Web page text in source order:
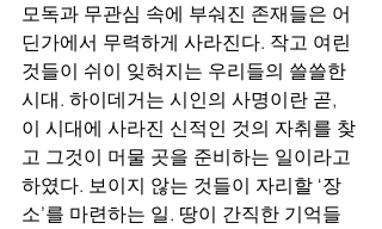
모독과 무관심 속에 부숴진 존재들은 어
딘가에서 무력하게 사라진다. 작고 여린
것들이 쉬이 잊혀지는 우리들의 쓸쓸한
시대. 하이데거는 시인의 사명이란 곧,
이 시대에 사라진 신적인 것의 자취를 찾
고 그것이 머물 곳을 준비하는 일이라고
하였다. 보이지 않는 것들이 자리할 ‘장
소’를 마련하는 일. 땅이 간직한 기억들